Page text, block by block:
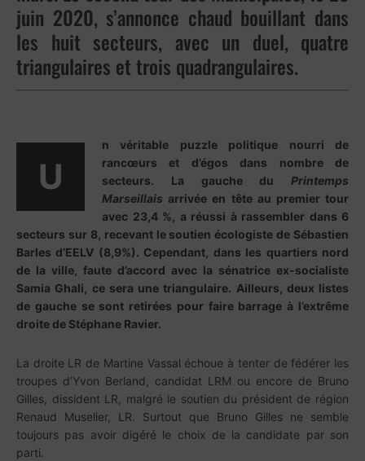
juin 2020, s’annonce chaud bouillant dans
les huit secteurs, avec un duel, quatre
triangulaires et trois quadrangulaires.
U
n véritable puzzle politique nourri de
rancœurs et d’égos dans nombre de
secteurs. La gauche du Printemps
Marseillais arrivée en tête au premier tour
avec 23,4 %, a réussi à rassembler dans 6
secteurs sur 8, recevant le soutien écologiste de Sébastien
Barles d’EELV (8,9%). Cependant, dans les quartiers nord
de la ville, faute d’accord avec la sénatrice ex-socialiste
Samia Ghali, ce sera une triangulaire. Ailleurs, deux listes
de gauche se sont retirées pour faire barrage à l’extrême
droite de Stéphane Ravier.
La droite LR de Martine Vassal échoue à tenter de fédérer les
troupes d’Yvon Berland, candidat LRM ou encore de Bruno
Gilles, dissident LR, malgré le soutien du président de région
Renaud Muselier, LR. Surtout que Bruno Gilles ne semble
toujours pas avoir digéré le choix de la candidate par son
parti.